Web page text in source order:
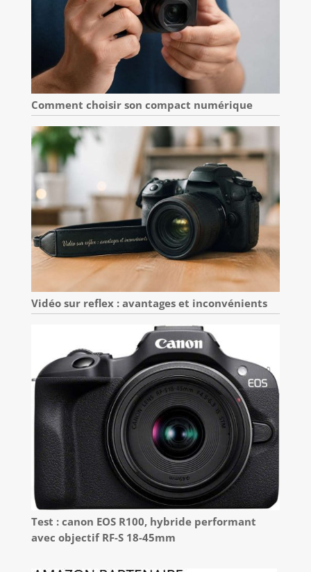
Comment choisir son compact numérique
Vidéo sur reflex : avantages et inconvénients
Test : canon EOS R100, hybride performant
avec objectif RF-S 18-45mm